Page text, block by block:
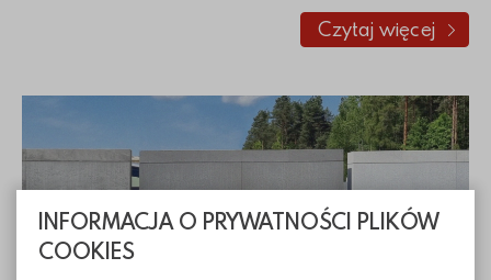
INFORMACJA O PRYWATNOŚCI PLIKÓW
COOKIES
Czytaj więcej
o Dlaczego